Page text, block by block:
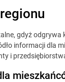
gdyż odgrywa
informacji dla
i